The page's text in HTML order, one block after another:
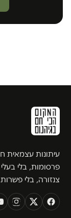
עיתונות עצמאית
פרסומות, בלי בעלי
צנזורה, בלי